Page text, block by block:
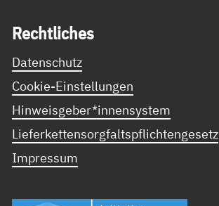
Recht­li­ches
Datenschutz
Cookie-Einstellungen
Hinweisgeber*innensystem
Lieferkettensorgfaltspflichtengesetz
Impressum